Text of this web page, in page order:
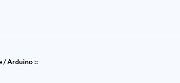
/ Arduino ::